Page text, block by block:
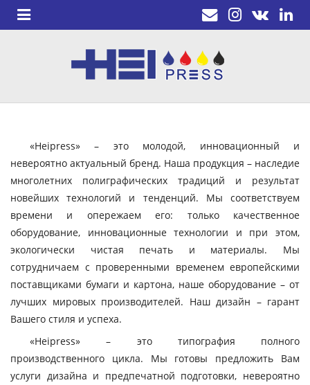
«Heipress» – это молодой, инновационный и
невероятно актуальный бренд. Наша продукция – наследие
многолетних полиграфических традиций и результат
новейших технологий и тенденций. Мы соответствуем
времени и опережаем его: только качественное
оборудование, инновационные технологии и при этом,
экологически чистая печать и материалы. Мы
сотрудничаем с проверенными временем европейскими
поставщиками бумаги и картона, наше оборудование – от
лучших мировых производителей. Наш дизайн – гарант
Вашего стиля и успеха.
«Heipress» – это типография полного
производственного цикла. Мы готовы предложить Вам
услуги дизайна и предпечатной подготовки, невероятно